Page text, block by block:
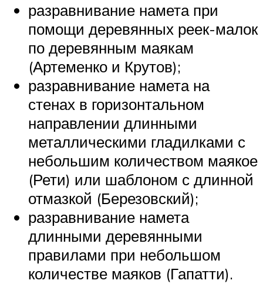
разравнивание намета при
помощи деревянных реек-малок
по деревянным маякам
(Артеменко и Крутов);
разравнивание намета на
стенах в горизонтальном
направлении длинными
металлическими гладилками с
небольшим количеством маякое
(Рети) или шаблоном с длинной
отмазкой (Березовский);
разравнивание намета
длинными деревянными
правилами при небольшом
количестве маяков (Гапатти).